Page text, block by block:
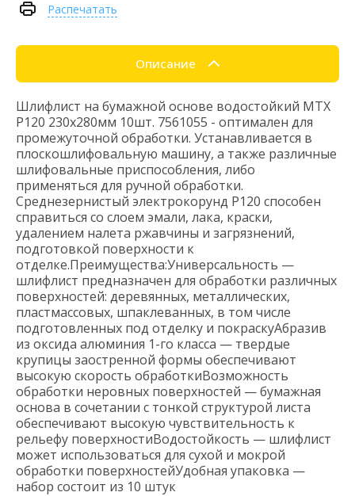
Распечатать
Описание
Шлифлист на бумажной основе водостойкий MTX
P120 230х280мм 10шт. 7561055 - оптимален для
промежуточной обработки. Устанавливается в
плоскошлифовальную машину, а также различные
шлифовальные приспособления, либо
применяться для ручной обработки.
Среднезернистый электрокорунд Р120 способен
справиться со слоем эмали, лака, краски,
удалением налета ржавчины и загрязнений,
подготовкой поверхности к
отделке.Преимущества:Универсальность —
шлифлист предназначен для обработки различных
поверхностей: деревянных, металлических,
пластмассовых, шпаклеванных, в том числе
подготовленных под отделку и покраскуАбразив
из оксида алюминия 1-го класса — твердые
крупицы заостренной формы обеспечивают
высокую скорость обработкиВозможность
обработки неровных поверхностей — бумажная
основа в сочетании с тонкой структурой листа
обеспечивают высокую чувствительность к
рельефу поверхностиВодостойкость — шлифлист
может использоваться для сухой и мокрой
обработки поверхностейУдобная упаковка —
набор состоит из 10 штук